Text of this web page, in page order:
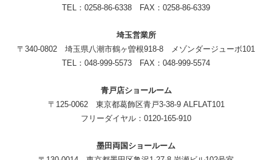
TEL：0258-86-6338 FAX：0258-86-6339
埼玉営業所
〒340-0802 埼玉県八潮市鶴ヶ曽根918-8 メゾンダージューボ101
TEL：048-999-5573 FAX：048-999-5574
青戸店ショールーム
〒125-0062 東京都葛飾区青戸3-38-9 ALFLAT101
フリーダイヤル：0120-165-910
墨田両国ショールーム